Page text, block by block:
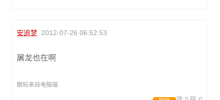
安追梦 2012-07-26 06:52:53
屠龙也在啊
跟帖来自电脑端